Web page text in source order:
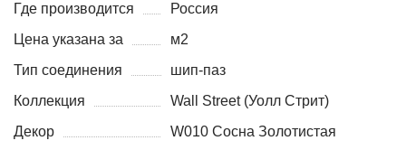
Где производится
Россия
Цена указана за
м2
Тип соединения
шип-паз
Коллекция
Wall Street (Уолл Стрит)
Декор
W010 Сосна Золотистая